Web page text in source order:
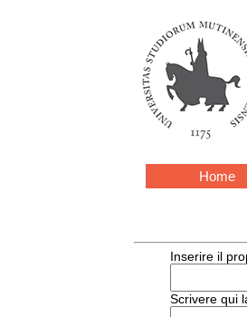
Home
Inserire il
Scrivere qui